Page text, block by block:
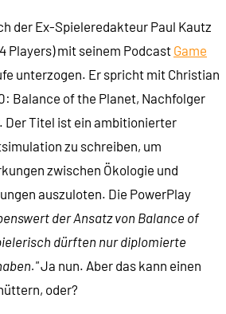
der Ex-Spieleredakteur Paul Kautz
Players) mit seinem Podcast Game
unterzogen. Er spricht mit Christian
Balance of the Planet, Nachfolger
Der Titel ist ein ambitionierter
zu schreiben, um
zwischen Ökologie und
auszuloten. Die PowerPlay
der Ansatz von Balance of
dürften nur diplomierte
Ja nun. Aber das kann einen
oder?